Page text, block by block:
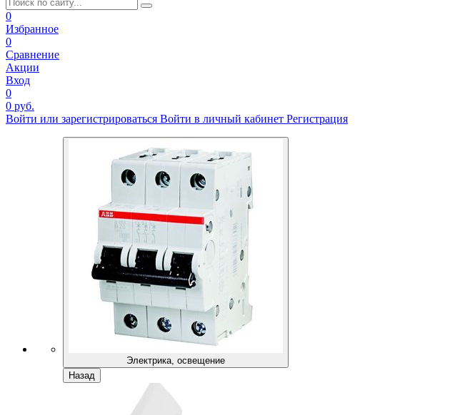
0
Избранное
0
Сравнение
Акции
Вход
0
0 руб.
Войти или зарегистрироваться Войти в личный кабинет Регистрация
Электрика, освещение
Назад